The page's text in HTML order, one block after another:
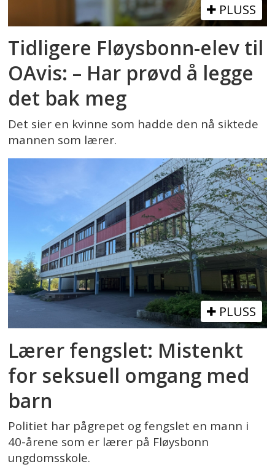
PLUSS
Tidligere Fløysbonn-elev til
OAvis: – Har prøvd å legge
det bak meg
Det sier en kvinne som hadde den nå siktede
mannen som lærer.
PLUSS
Lærer fengslet: Mistenkt
for seksuell omgang med
barn
Politiet har pågrepet og fengslet en mann i
40-årene som er lærer på Fløysbonn
ungdomsskole.